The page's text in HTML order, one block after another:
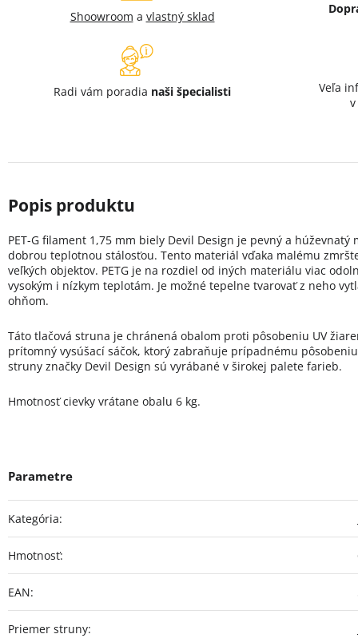
Shoowroom a vlastný sklad
Radi vám poradia naši špecialisti
Veľa
v
PET-G filament 1,75 mm biely Devil Design je pevný a húževnatý
dobrou teplotnou stálosťou. Tento materiál vďaka malému
veľkých objektov. PETG je na rozdiel od iných materiálu viac
vysokým i nízkym teplotám. Je možné tepelne tvarovať z neho
ohňom.
Táto tlačová struna je chránená obalom proti pôsobeniu UV
prítomný vysúšací sáčok, ktorý zabraňuje prípadnému
struny značky Devil Design sú vyrábané v širokej palete farieb.
Hmotnosť cievky vrátane obalu 6 kg.
Kategória:
Hmotnosť:
EAN:
Priemer struny: